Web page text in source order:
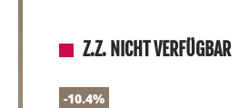
Z.Z. NICHT VERFÜGBAR
-10.4%